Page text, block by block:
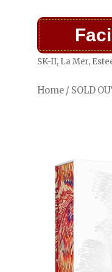
SK-II, La Mer,
Home / SOLD